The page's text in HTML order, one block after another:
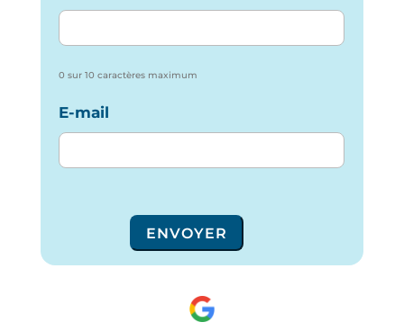
0 sur 10 caractères maximum
E-mail
ENVOYER